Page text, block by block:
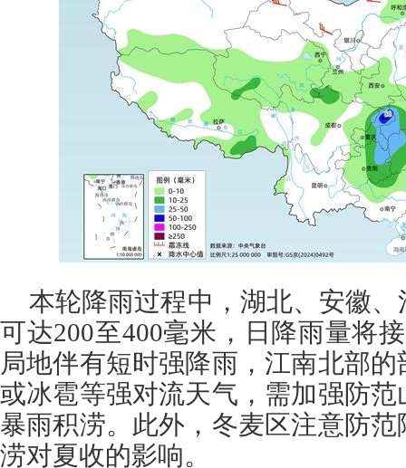
本轮降雨过程中，湖北、安徽
可达200至400毫米，日降雨量将
局地伴有短时强降雨，江南北部
或冰雹等强对流天气，需加强防
暴雨积涝。此外，冬麦区注意防
涝对夏收的影响。